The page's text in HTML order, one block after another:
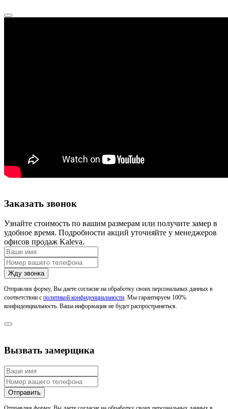
Заказать звонок
Узнайте стоимость по вашим размерам или получите замер в
удобное время. Подробности акций уточняйте у менеджеров
офисов продаж Kaleva.
Отправляя форму, Вы даете согласие на обработку своих персональных данных в
соответствии с политикой конфиденциальности. Мы гарантируем 100%
конфиденциальность. Ваша информация не будет распространяться.
Вызвать замерщика